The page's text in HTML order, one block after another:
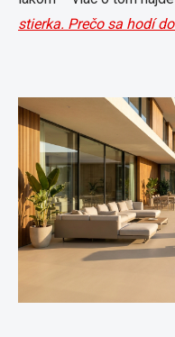
stierka. Prečo sa hodí